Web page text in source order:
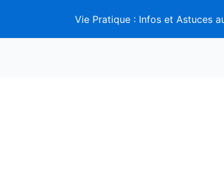
Vie Pratique : Infos et Astuces